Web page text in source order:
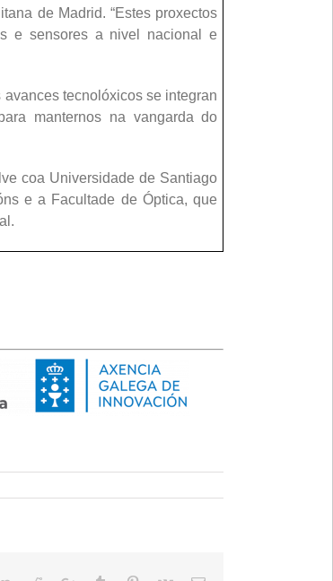
de Madrid. “Estes proxectos
e sensores a nivel nacional e
tecnolóxicos se integran
manternos na vangarda do
coa Universidade de Santiago
e a Facultade de Óptica, que